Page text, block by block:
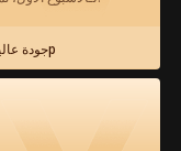
جودة عالية 1080p